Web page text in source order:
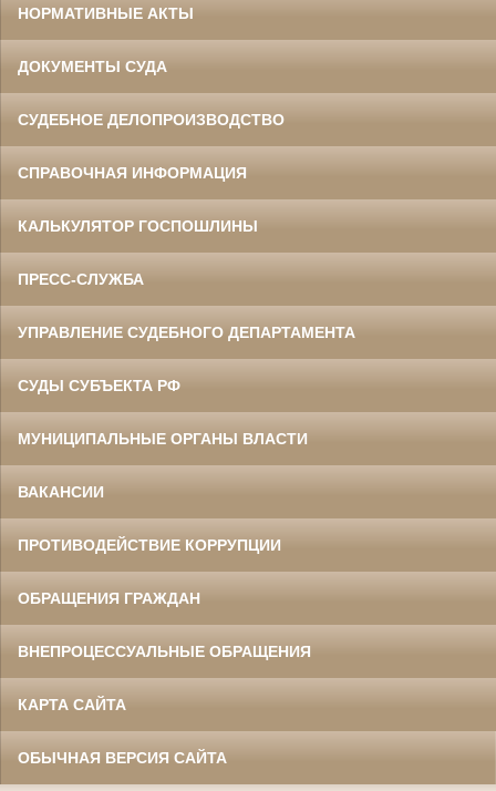
НОРМАТИВНЫЕ АКТЫ
ДОКУМЕНТЫ СУДА
СУДЕБНОЕ ДЕЛОПРОИЗВОДСТВО
СПРАВОЧНАЯ ИНФОРМАЦИЯ
КАЛЬКУЛЯТОР ГОСПОШЛИНЫ
ПРЕСС-СЛУЖБА
УПРАВЛЕНИЕ СУДЕБНОГО ДЕПАРТАМЕНТА
СУДЫ СУБЪЕКТА РФ
МУНИЦИПАЛЬНЫЕ ОРГАНЫ ВЛАСТИ
ВАКАНСИИ
ПРОТИВОДЕЙСТВИЕ КОРРУПЦИИ
ОБРАЩЕНИЯ ГРАЖДАН
ВНЕПРОЦЕССУАЛЬНЫЕ ОБРАЩЕНИЯ
КАРТА САЙТА
ОБЫЧНАЯ ВЕРСИЯ САЙТА